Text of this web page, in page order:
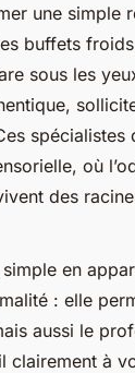
une simple
buffets
sous les
spécialistes
où
des
en
: elle
aussi le
clairement à